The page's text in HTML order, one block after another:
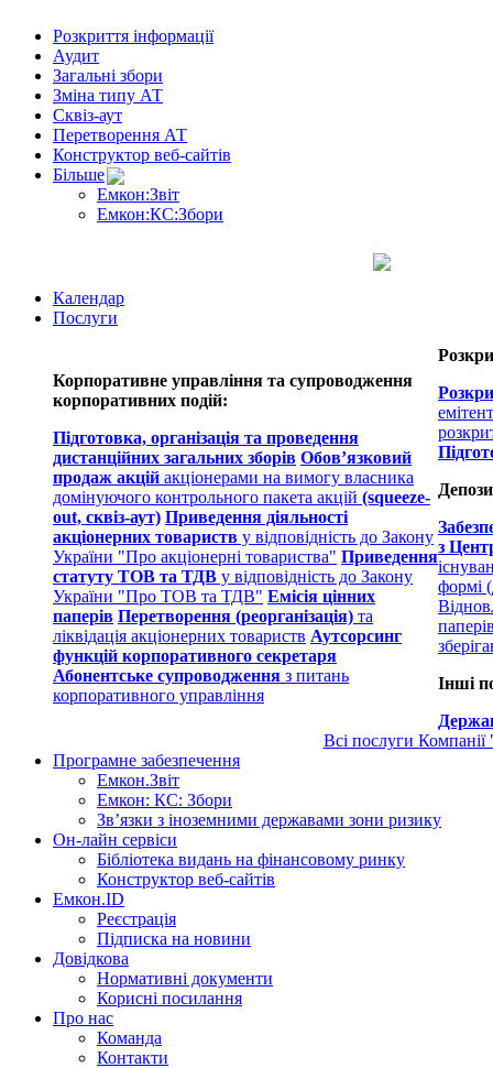
Розкриття інформації
Аудит
Загальні збори
Зміна типу АТ
Сквіз-аут
Перетворення АТ
Конструктор веб-сайтів
Більше
Емкон:Звіт
Емкон:КС:Збори
Календар
Послуги
Корпоративне управління та супроводження
корпоративних подій:
Підготовка, організація та проведення
дистанційних загальних зборів Обов’язковий
продаж акцій акціонерами на вимогу власника
домінуючого контрольного пакета акцій (squeeze-
out, сквіз-аут) Приведення діяльності
акціонерних товариств у відповідність до Закону
України "Про акціонерні товариства" Приведення
статуту ТОВ та ТДВ у відповідність до Закону
України "Про ТОВ та ТДВ" Емісія цінних
паперів Перетворення (реорганізація) та
ліквідація акціонерних товариств Аутсорсинг
функцій корпоративного секретаря
Абонентське супроводження з питань
корпоративного управління
з
формі
Інші
Всі послуги
Програмне забезпечення
Емкон.Звіт
Емкон: КС: Збори
Зв’язки з іноземними державами зони ризику
Он-лайн сервіси
Бібліотека видань на фінансовому ринку
Конструктор веб-сайтів
Емкон.ID
Реєстрація
Підписка на новини
Довідкова
Нормативні документи
Корисні посилання
Про нас
Команда
Контакти